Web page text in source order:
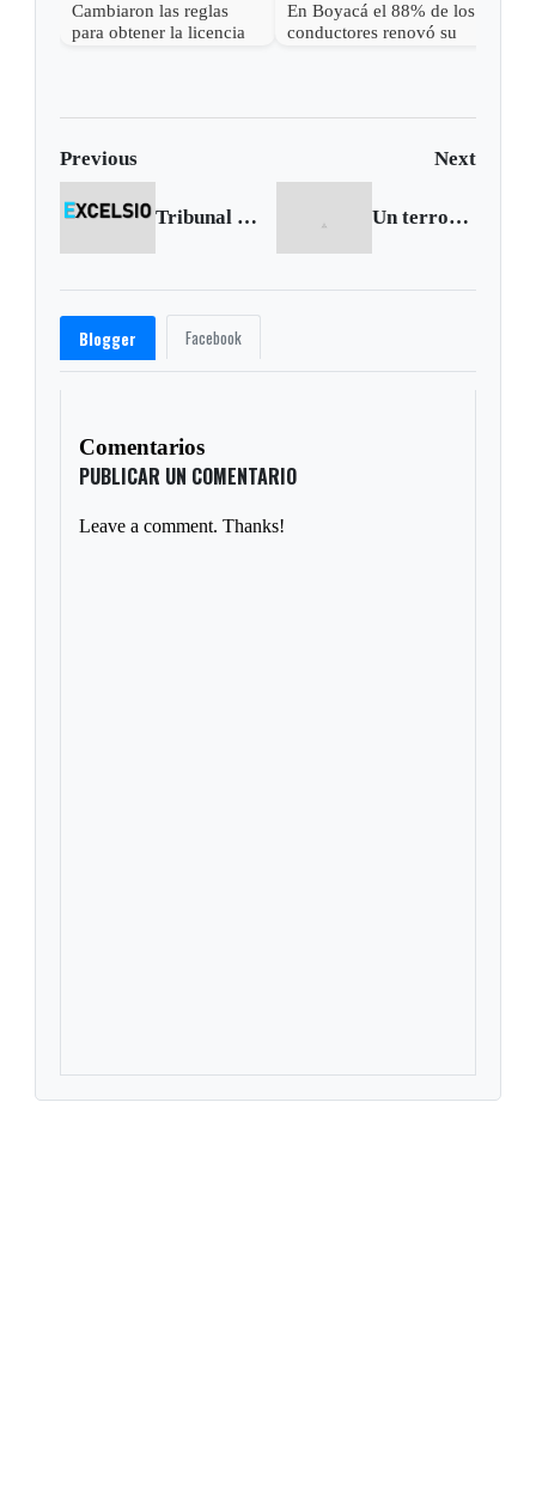
Cambiaron las reglas
para obtener la licencia
En Boyacá el 88% de los
conductores renovó su
Previous Next
Tribunal suspende destitución de Gustavo Petro Un terrorista fue abatido en Pajarito
Blogger Facebook
Comentarios
PUBLICAR UN COMENTARIO
Leave a comment. Thanks!